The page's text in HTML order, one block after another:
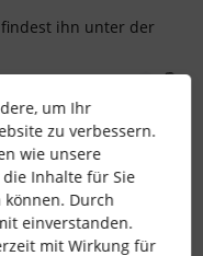
ihn unter der
um Ihr
zu verbessern.
wie unsere
Inhalte für Sie
Durch
einverstanden.
mit Wirkung für